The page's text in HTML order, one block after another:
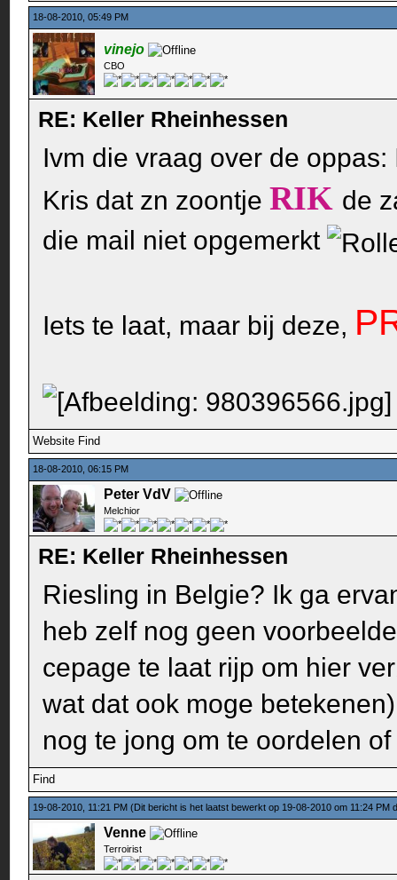
18-08-2010, 05:49 PM
vinejo
CBO
RE: Keller Rheinhessen
Ivm die vraag over de
Kris dat zn zoontje RIK de
die mail niet opgemerkt
Iets te laat, maar bij deze,
Website Find
18-08-2010, 06:15 PM
Peter VdV
Melchior
RE: Keller Rheinhessen
Riesling in Belgie? Ik ga
heb zelf nog geen
cepage te laat rijp om hier
wat dat ook moge
nog te jong om te oordelen
Find
19-08-2010, 11:21 PM(Dit bericht is het laatst bewerkt op 19-08-2010 om 11:24 PM
Venne
Terroirist